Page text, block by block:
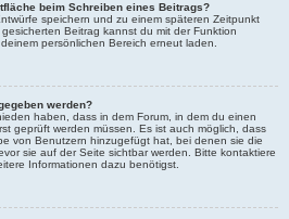
beim Schreiben eines Beitrags?
speichern und zu einem späteren Zeitpunkt
Beitrag kannst du mit der Funktion
persönlichen Bereich erneut laden.
werden?
haben, dass in dem Forum, in dem du einen
geprüft werden müssen. Es ist auch möglich, dass
von Benutzern hinzugefügt hat, bei denen sie die
sie auf der Seite sichtbar werden. Bitte kontaktiere
Informationen dazu benötigst.